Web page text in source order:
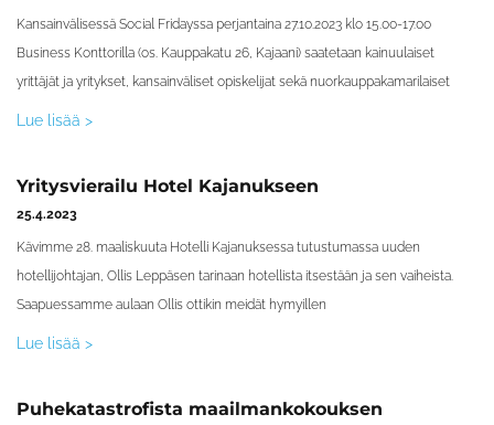
Kansainvälisessä Social Fridayssa perjantaina 27.10.2023 klo 15.00-17.00
Business Konttorilla (os. Kauppakatu 26, Kajaani) saatetaan kainuulaiset
yrittäjät ja yritykset, kansainväliset opiskelijat sekä nuorkauppakamarilaiset
Lue lisää >
Yritysvierailu Hotel Kajanukseen
25.4.2023
Kävimme 28. maaliskuuta Hotelli Kajanuksessa tutustumassa uuden
hotellijohtajan, Ollis Leppäsen tarinaan hotellista itsestään ja sen vaiheista.
Saapuessamme aulaan Ollis ottikin meidät hymyillen
Lue lisää >
Puhekatastrofista maailmankokouksen